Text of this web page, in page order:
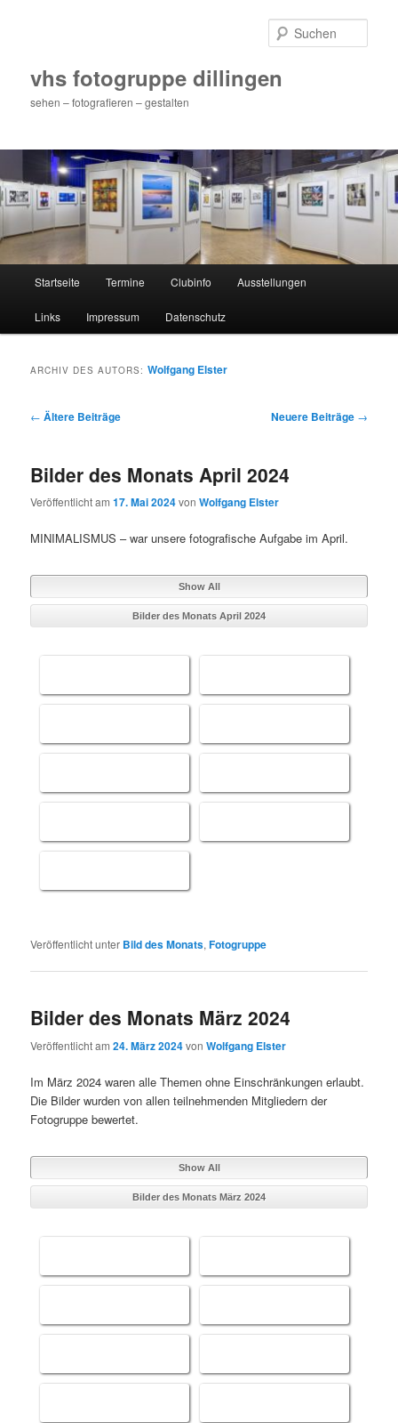
vhs fotogruppe dillingen
sehen – fotografieren – gestalten
Startseite Termine Clubinfo Ausstellungen
Links Impressum Datenschutz
ARCHIV DES AUTORS:Wolfgang Elster
Beitragsnavigation
← Ältere Beiträge Neuere Beiträge →
Bilder des Monats April 2024
Veröffentlicht am17. Mai 2024vonWolfgang Elster
MINIMALISMUS – war unsere fotografische Aufgabe im April.
Show All
Bilder des Monats April 2024
Veröffentlicht unter Bild des Monats,Fotogruppe
Bilder des Monats März 2024
Veröffentlicht am24. März 2024vonWolfgang Elster
Im März 2024 waren alle Themen ohne Einschränkungen erlaubt.
Die Bilder wurden von allen teilnehmenden Mitgliedern der
Fotogruppe bewertet.
Show All
Bilder des Monats März 2024